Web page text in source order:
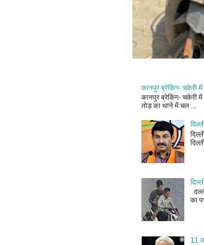
कानपुर ब्रेकिंग- चकेरी
कानपुर ब्रेकिंग- चकेरी
तोड़ का थाने में चल ...
का
11